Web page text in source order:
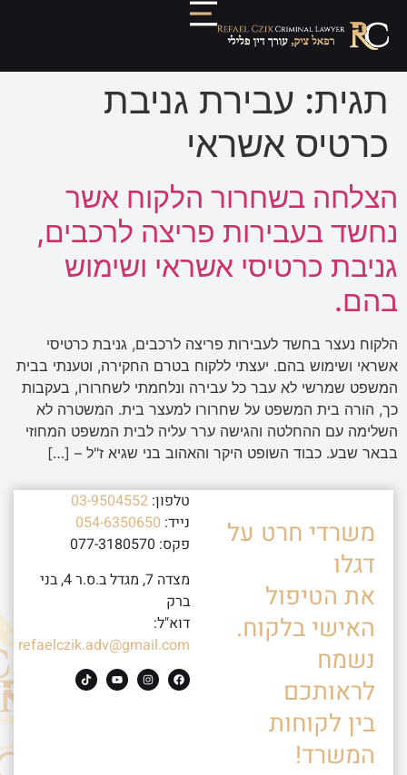
תגית: עבירת גניבת
כרטיס אשראי
הצלחה בשחרור הלקוח אשר
נחשד בעבירות פריצה לרכבים,
גניבת כרטיסי אשראי ושימוש
בהם.
הלקוח נעצר בחשד לעבירות פריצה לרכבים, גניבת כרטיסי
אשראי ושימוש בהם. יעצתי ללקוח בטרם החקירה, וטענתי בבית
המשפט שמרשי לא עבר כל עבירה ונלחמתי לשחרורו, בעקבות
כך, הורה בית המשפט על שחרורו למעצר בית. המשטרה לא
השלימה עם ההחלטה והגישה ערר עליה לבית המשפט המחוזי
בבאר שבע. כבוד השופט היקר והאהוב בני שגיא ז"ל – […]
משרדי חרט על
דגלו
את הטיפול
האישי בלקוח.
נשמח
לראותכם
בין לקוחות
המשרד!
טלפון: 03-9504552
נייד: 054-6350650
פקס: 077-3180570
מצדה 7, מגדל ב.ס.ר 4, בני
ברק
דוא"ל:
refaelczik.adv@gmail.com